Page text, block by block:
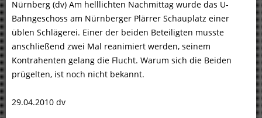
Nürnberg (dv) Am helllichten Nachmittag wurde das U-
Bahngeschoss am Nürnberger Plärrer Schauplatz einer
üblen Schlägerei. Einer der beiden Beteiligten musste
anschließend zwei Mal reanimiert werden, seinem
Kontrahenten gelang die Flucht. Warum sich die Beiden
prügelten, ist noch nicht bekannt.
29.04.2010 dv